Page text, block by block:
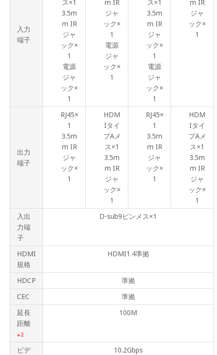
入力
端子
ス×1
3.5m
m IR
ジャ
ック×
1
電源
ジャ
ック×
1
m IR
ジャ
ック×
1
電源
ジャ
ック×
1
ス×1
3.5m
m IR
ジャ
ック×
1
電源
ジャ
ック×
1
m IR
ジャ
ック×
1
出力
端子
RJ45×
1
3.5m
m IR
ジャ
ック×
1
HDM
Iタイ
プAメ
ス×1
3.5m
m IR
ジャ
ック×
1
RJ45×
1
3.5m
m IR
ジャ
ック×
1
HDM
Iタイ
プAメ
ス×1
3.5m
m IR
ジャ
ック×
1
入出
力端
子
D-sub9ピンメス×1
HDMI
規格
HDMI1.4準拠
HDCP
準拠
CEC
準拠
延長
距離
2
100M
ビデ
10.2Gbps